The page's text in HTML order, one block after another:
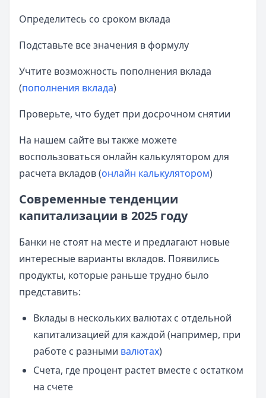
Определитесь со сроком вклада
Подставьте все значения в формулу
Учтите возможность пополнения вклада
(пополнения вклада)
Проверьте, что будет при досрочном снятии
На нашем сайте вы также можете
воспользоваться онлайн калькулятором для
расчета вкладов (онлайн калькулятором)
Современные тенденции
капитализации в 2025 году
Банки не стоят на месте и предлагают новые
интересные варианты вкладов. Появились
продукты, которые раньше трудно было
представить:
Вклады в нескольких валютах с отдельной
капитализацией для каждой (например, при
работе с разными валютах)
Счета, где процент растет вместе с остатком
на счете